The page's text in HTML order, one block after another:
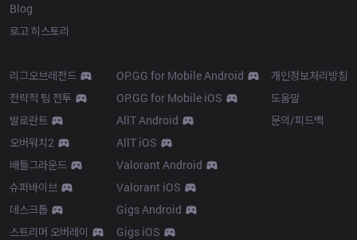
Blog
로고 히스토리
리그오브레전드
전략적 팀 전투
발로란트
오버워치2
배틀그라운드
슈퍼바이브
데스크톱
스트리머 오버레이
OP.GG for Mobile Android
OP.GG for Mobile iOS
AllT Android
AllT iOS
Valorant Android
Valorant iOS
Gigs Android
Gigs iOS
개인정보처리방침
도움말
문의/피드백